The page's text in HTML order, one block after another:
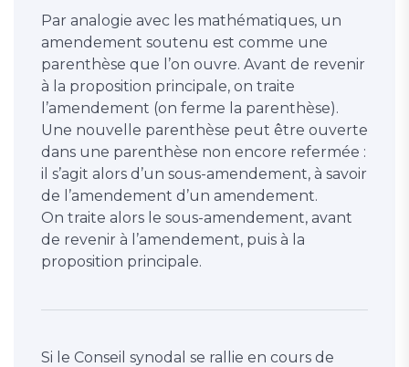
Par analogie avec les mathématiques, un
amendement soutenu est comme une
parenthèse que l’on ouvre. Avant de revenir
à la proposition principale, on traite
l’amendement (on ferme la parenthèse).
Une nouvelle parenthèse peut être ouverte
dans une parenthèse non encore refermée :
il s’agit alors d’un sous-amendement, à savoir
de l’amendement d’un amendement.
On traite alors le sous-amendement, avant
de revenir à l’amendement, puis à la
proposition principale.
Si le Conseil synodal se rallie en cours de